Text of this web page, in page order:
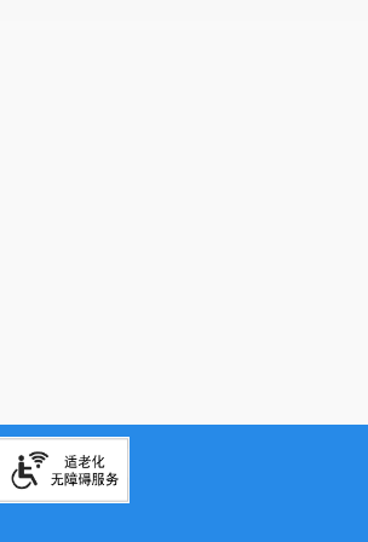
资格，还将被纳入盘龙区青少年科创人才